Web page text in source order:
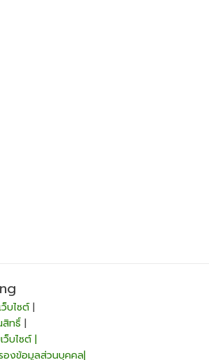
บไซต์|
สิทธิ์|
ว็บไซต์ |
องข้อมูลส่วนบุคคล|